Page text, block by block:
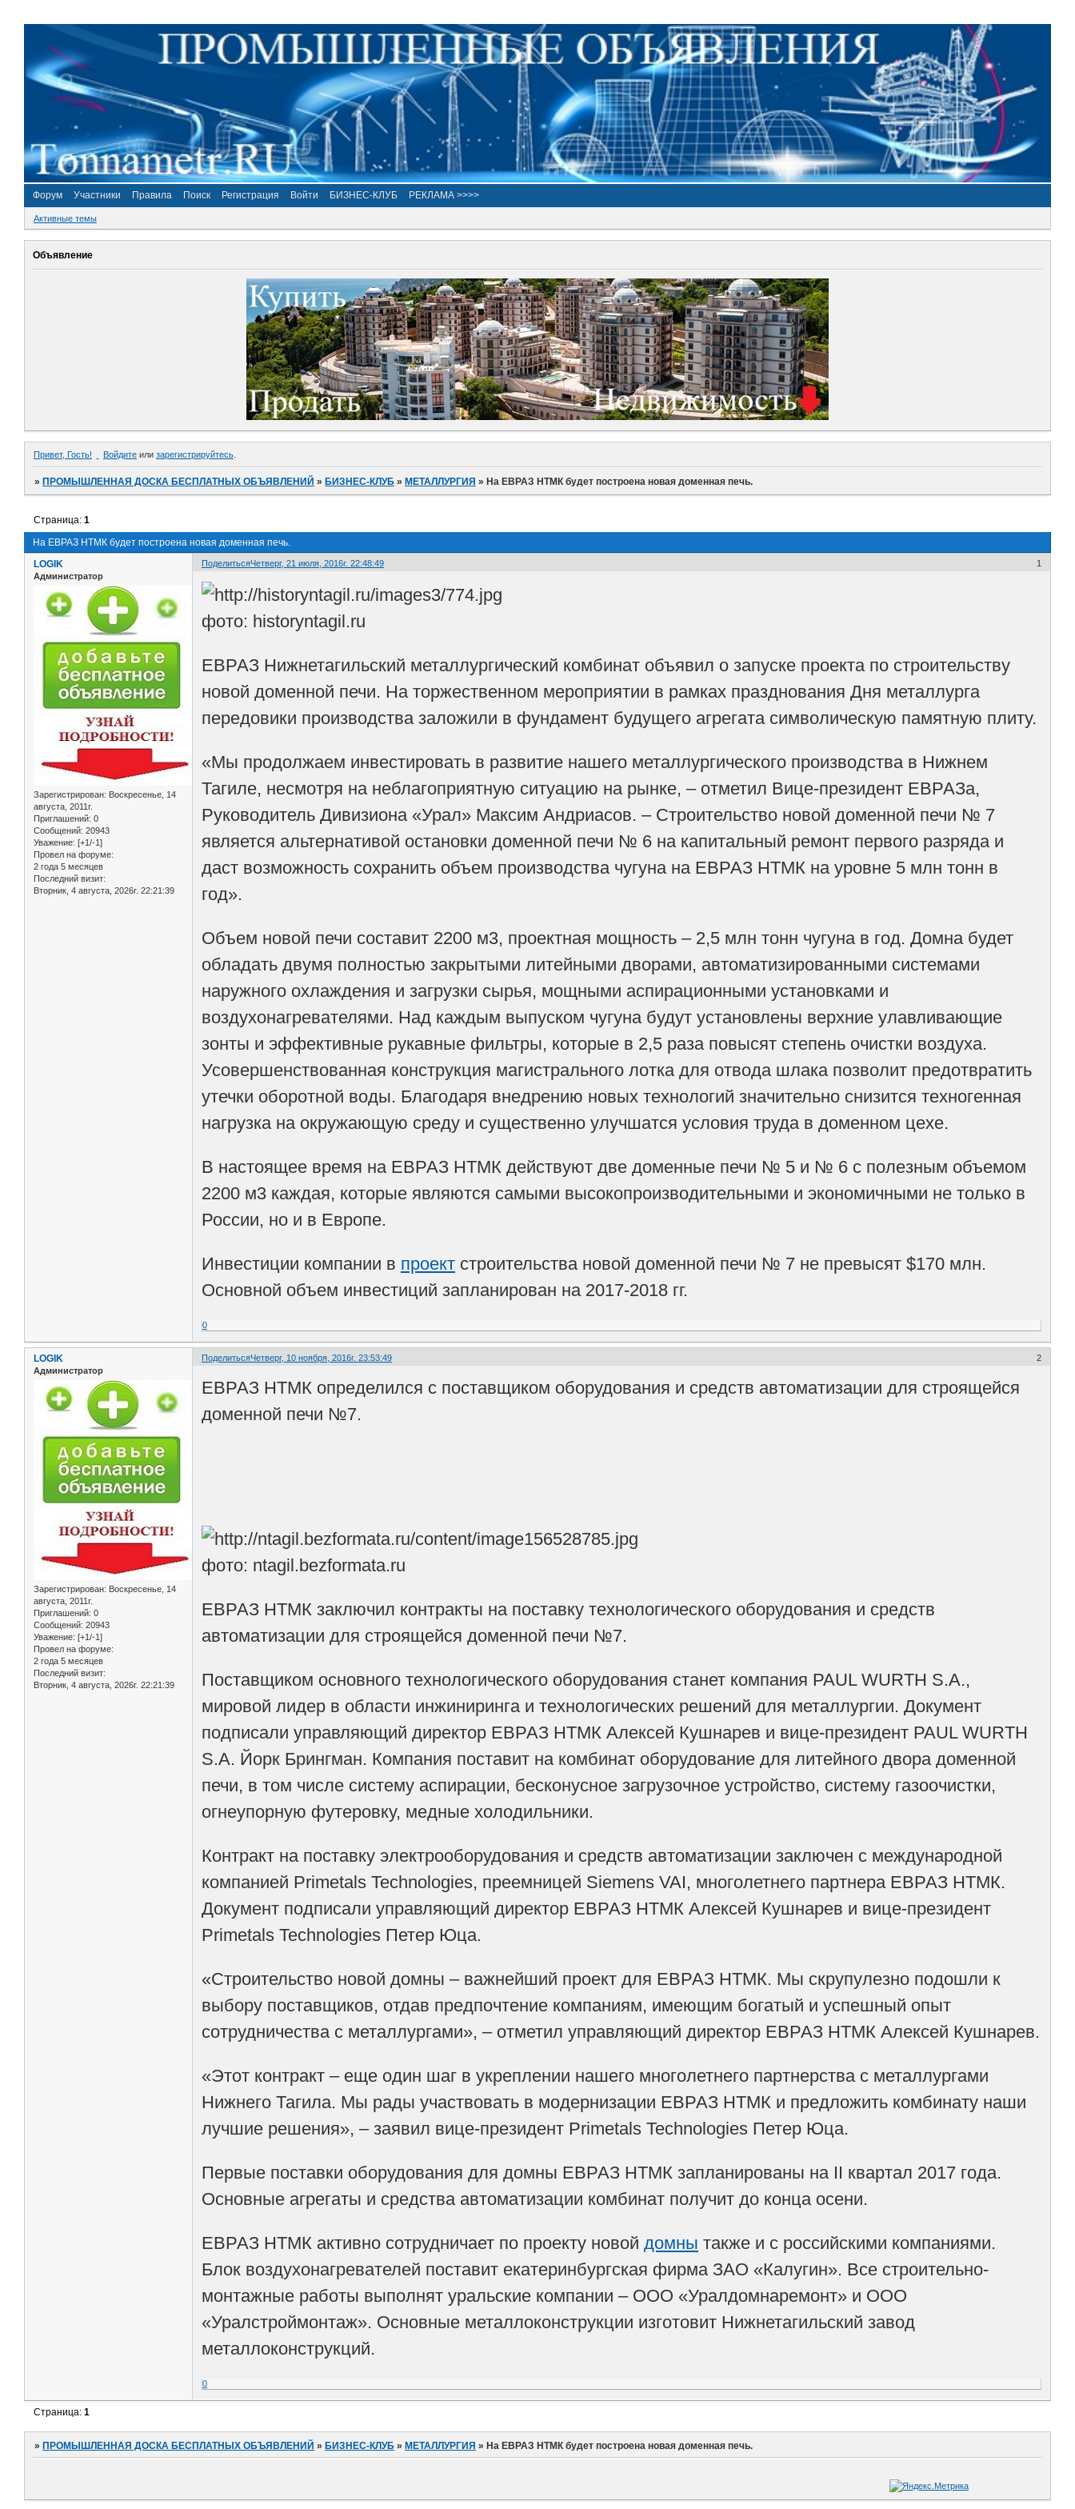
Форум Участники Правила Поиск Регистрация Войти БИЗНЕС-КЛУБ РЕКЛАМА >>>>
Активные темы
Объявление
Привет, Гость! Войдите или зарегистрируйтесь
»ПРОМЫШЛЕННАЯ ДОСКА БЕСПЛАТНЫХ ОБЪЯВЛЕНИЙ »БИЗНЕС-КЛУБ »МЕТАЛЛУРГИЯ »На ЕВРАЗ НТМК будет построена новая доменная печь.
На ЕВРАЗ НТМК будет построена новая доменная печь.
Страница:1
Поделиться 1
Четверг, 21 июля, 2016г. 22:48:49
LOGIK
Администратор
Зарегистрирован: Воскресенье, 14
августа, 2011г.
Приглашений: 0
Сообщений: 20943
Уважение: [+1/-1]
Провел на форуме:
2 года 5 месяцев
Последний визит:
Вторник, 4 августа, 2026г. 22:21:39
фото: historyntagil.ru
ЕВРАЗ Нижнетагильский металлургический комбинат объявил о запуске проекта по строительству
новой доменной печи. На торжественном мероприятии в рамках празднования Дня металлурга
передовики производства заложили в фундамент будущего агрегата символическую памятную плиту.
«Мы продолжаем инвестировать в развитие нашего металлургического производства в Нижнем
Тагиле, несмотря на неблагоприятную ситуацию на рынке, – отметил Вице-президент ЕВРАЗа,
Руководитель Дивизиона «Урал» Максим Андриасов. – Строительство новой доменной печи № 7
является альтернативой остановки доменной печи № 6 на капитальный ремонт первого разряда и
даст возможность сохранить объем производства чугуна на ЕВРАЗ НТМК на уровне 5 млн тонн в
год».
Объем новой печи составит 2200 м3, проектная мощность – 2,5 млн тонн чугуна в год. Домна будет
обладать двумя полностью закрытыми литейными дворами, автоматизированными системами
наружного охлаждения и загрузки сырья, мощными аспирационными установками и
воздухонагревателями. Над каждым выпуском чугуна будут установлены верхние улавливающие
зонты и эффективные рукавные фильтры, которые в 2,5 раза повысят степень очистки воздуха.
Усовершенствованная конструкция магистрального лотка для отвода шлака позволит предотвратить
утечки оборотной воды. Благодаря внедрению новых технологий значительно снизится техногенная
нагрузка на окружающую среду и существенно улучшатся условия труда в доменном цехе.
В настоящее время на ЕВРАЗ НТМК действуют две доменные печи № 5 и № 6 с полезным объемом
2200 м3 каждая, которые являются самыми высокопроизводительными и экономичными не только в
России, но и в Европе.
Инвестиции компании в проект строительства новой доменной печи № 7 не превысят $170 млн.
Основной объем инвестиций запланирован на 2017-2018 гг.
0
Поделиться 2
Четверг, 10 ноября, 2016г. 23:53:49
LOGIK
Администратор
Зарегистрирован: Воскресенье, 14
августа, 2011г.
Приглашений: 0
Сообщений: 20943
Уважение: [+1/-1]
Провел на форуме:
2 года 5 месяцев
Последний визит:
Вторник, 4 августа, 2026г. 22:21:39
ЕВРАЗ НТМК определился с поставщиком оборудования и средств автоматизации для строящейся
доменной печи №7.
фото: ntagil.bezformata.ru
ЕВРАЗ НТМК заключил контракты на поставку технологического оборудования и средств
автоматизации для строящейся доменной печи №7.
Поставщиком основного технологического оборудования станет компания PAUL WURTH S.A.,
мировой лидер в области инжиниринга и технологических решений для металлургии. Документ
подписали управляющий директор ЕВРАЗ НТМК Алексей Кушнарев и вице-президент PAUL WURTH
S.A. Йорк Брингман. Компания поставит на комбинат оборудование для литейного двора доменной
печи, в том числе систему аспирации, бесконусное загрузочное устройство, систему газоочистки,
огнеупорную футеровку, медные холодильники.
Контракт на поставку электрооборудования и средств автоматизации заключен с международной
компанией Primetals Technologies, преемницей Siemens VAI, многолетнего партнера ЕВРАЗ НТМК.
Документ подписали управляющий директор ЕВРАЗ НТМК Алексей Кушнарев и вице-президент
Primetals Technologies Петер Юца.
«Строительство новой домны – важнейший проект для ЕВРАЗ НТМК. Мы скрупулезно подошли к
выбору поставщиков, отдав предпочтение компаниям, имеющим богатый и успешный опыт
сотрудничества с металлургами», – отметил управляющий директор ЕВРАЗ НТМК Алексей Кушнарев.
«Этот контракт – еще один шаг в укреплении нашего многолетнего партнерства с металлургами
Нижнего Тагила. Мы рады участвовать в модернизации ЕВРАЗ НТМК и предложить комбинату наши
лучшие решения», – заявил вице-президент Primetals Technologies Петер Юца.
Первые поставки оборудования для домны ЕВРАЗ НТМК запланированы на II квартал 2017 года.
Основные агрегаты и средства автоматизации комбинат получит до конца осени.
ЕВРАЗ НТМК активно сотрудничает по проекту новойдомны также и с российскими компаниями.
Блок воздухонагревателей поставит екатеринбургская фирма ЗАО «Калугин». Все строительно-
монтажные работы выполнят уральские компании – ООО «Уралдомнаремонт» и ООО
«Уралстроймонтаж». Основные металлоконструкции изготовит Нижнетагильский завод
металлоконструкций.
0
Страница:1
»ПРОМЫШЛЕННАЯ ДОСКА БЕСПЛАТНЫХ ОБЪЯВЛЕНИЙ »БИЗНЕС-КЛУБ »МЕТАЛЛУРГИЯ »На ЕВРАЗ НТМК будет построена новая доменная печь.